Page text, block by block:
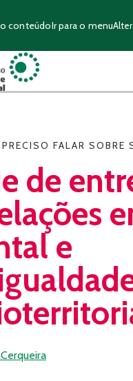
conteúdoIr para o menu
PRECISO FALAR SOBRE
de
e